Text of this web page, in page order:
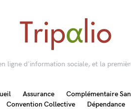
ligne d'information sociale, et la
Assurance
Complémentaire
Convention Collective
Dépendance